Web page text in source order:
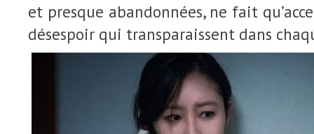
et presque abandonnées, ne fait
désespoir qui transparaissent dans